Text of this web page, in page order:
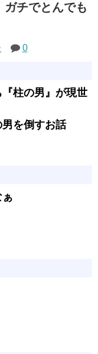
ガチでとんでも
0
柱の男』が現世
を倒すお話